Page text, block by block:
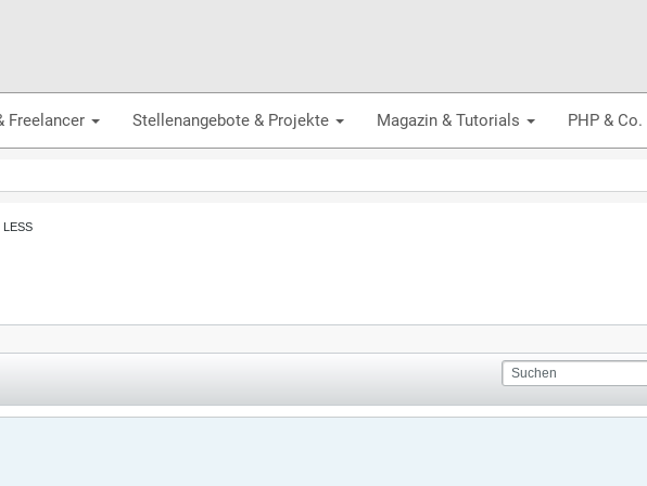
Freelancer Stellenangebote & Projekte Magazin & Tutorials PHP & Co.
LESS